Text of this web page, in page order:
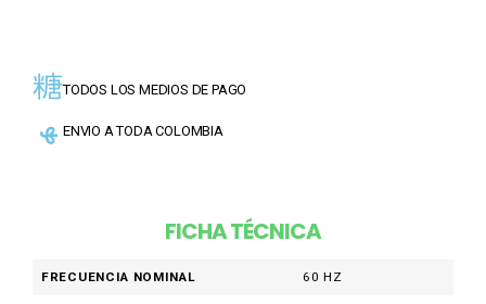
TODOS LOS MEDIOS DE PAGO
ENVIO A TODA COLOMBIA
FICHA TÉCNICA
FRECUENCIA NOMINAL 60 HZ